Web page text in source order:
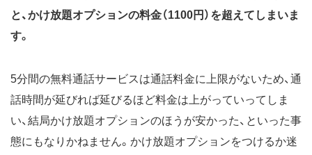
と、かけ放題オプションの料金（1100円）を超えてしまいま
す。
5分間の無料通話サービスは通話料金に上限がないため、通
話時間が延びれば延びるほど料金は上がっていってしま
い、結局かけ放題オプションのほうが安かった、といった事
態にもなりかねません。かけ放題オプションをつけるか迷